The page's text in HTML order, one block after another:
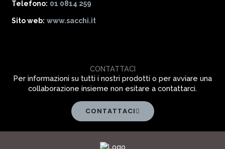
Telefono: 01 0814 259
Sito web: www.sacchi.it
CONTATTACI
Per informazioni su tutti i nostri prodotti o per avviare una
collaborazione insieme non esitare a contattarci.
CONTATTACI